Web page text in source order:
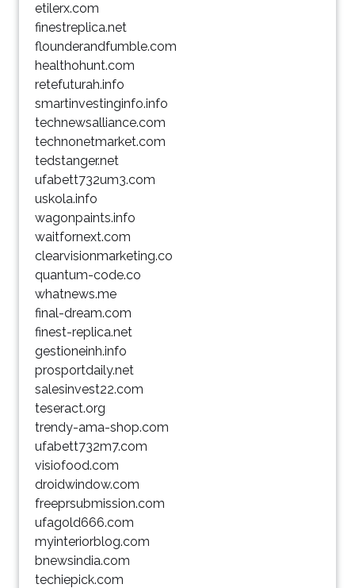
etilerx.com
finestreplica.net
flounderandfumble.com
healthohunt.com
retefuturah.info
smartinvestinginfo.info
technewsalliance.com
technonetmarket.com
tedstanger.net
ufabett732um3.com
uskola.info
wagonpaints.info
waitfornext.com
clearvisionmarketing.co
quantum-code.co
whatnews.me
final-dream.com
finest-replica.net
gestioneinh.info
prosportdaily.net
salesinvest22.com
teseract.org
trendy-ama-shop.com
ufabett732m7.com
visiofood.com
droidwindow.com
freeprsubmission.com
ufagold666.com
myinteriorblog.com
bnewsindia.com
techiepick.com